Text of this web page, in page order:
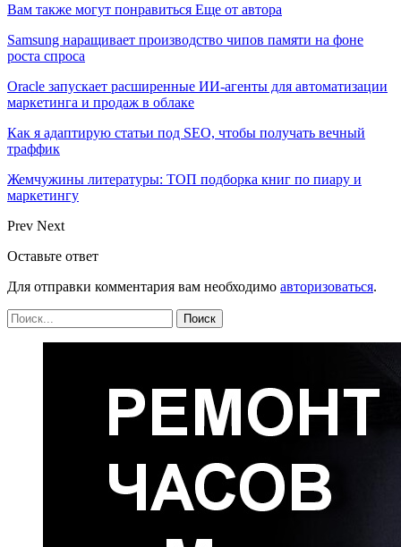
Вам также могут понравиться Еще от автора
Samsung наращивает производство чипов памяти на фоне
роста спроса
Oracle запускает расширенные ИИ‑агенты для автоматизации
маркетинга и продаж в облаке
Как я адаптирую статьи под SEO, чтобы получать вечный
траффик
Жемчужины литературы: ТОП подборка книг по пиару и
маркетингу
Prev Next
Оставьте ответ
Для отправки комментария вам необходимо авторизоваться.